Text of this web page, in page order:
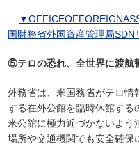
国財務省外国資産管理局SDN
⑤テロの恐れ、全世界に渡航
外務省は、米国務省がテロ情
する在外公館を臨時休館する
米公館に極力近づかないよう
場所や交通機関でも安全確保